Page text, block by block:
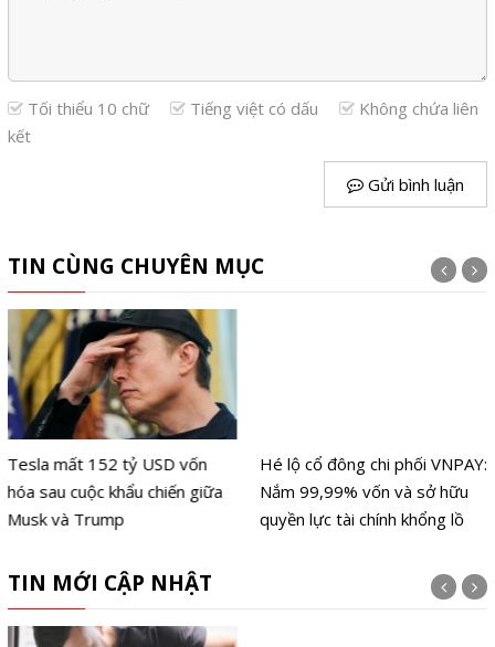
Tối thiểu 10 chữ Tiếng việt có dấu
Không chứa liên
kết
Gửi bình luận
TIN CÙNG CHUYÊN MỤC
Tesla mất 152 tỷ USD vốn
hóa sau cuộc khẩu chiến giữa
Musk và Trump
Hé lộ cổ đông chi phối VNPAY:
Nắm 99,99% vốn và sở hữu
quyền lực tài chính khổng lồ
TIN MỚI CẬP NHẬT